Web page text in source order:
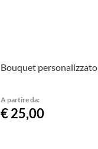
Bouquet personalizzato
A partire da:
€ 25,00